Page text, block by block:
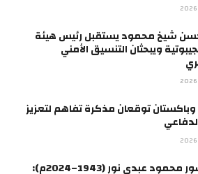
شيخ محمود يستقبل رئيس هيئة
ويبحثان التنسيق الأمني
توقعان مذكرة تفاهم لتعزيز
البروفيسور محمود عبدي نور (1943–2024م):